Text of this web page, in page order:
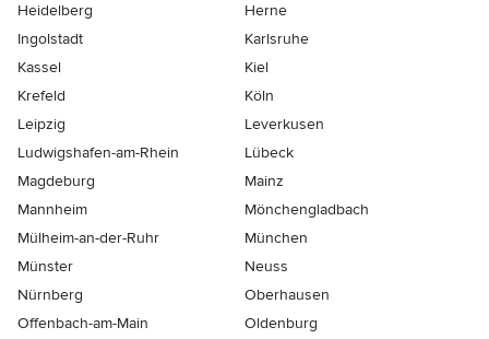
Heidelberg
Herne
Ingolstadt
Karlsruhe
Kassel
Kiel
Krefeld
Köln
Leipzig
Leverkusen
Ludwigshafen-am-Rhein
Lübeck
Magdeburg
Mainz
Mannheim
Mönchen­gladbach
Mülheim-an-der-Ruhr
München
Münster
Neuss
Nürnberg
Oberhausen
Offenbach-am-Main
Oldenburg